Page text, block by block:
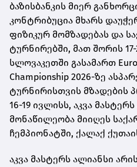
ბაზისბანკის მიერ
კონტრიბუცია მხარს
ფიზიკურ მომზადებას და
ტურნირებში, მათ შორის
სლოვაკეთში გასამართ
Championship 2026-ზე
ტურნირისთვის მზადების
16-19 ივლისს, აკვა
მონაწილეობა მიიღეს
ჩემპიონატში, ქალაქ
აკვა მასტერს ალიანსი